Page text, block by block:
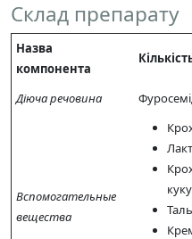
Склад препарату
Назва
компонента
Діюча речовина
Вспомогательные
вещества